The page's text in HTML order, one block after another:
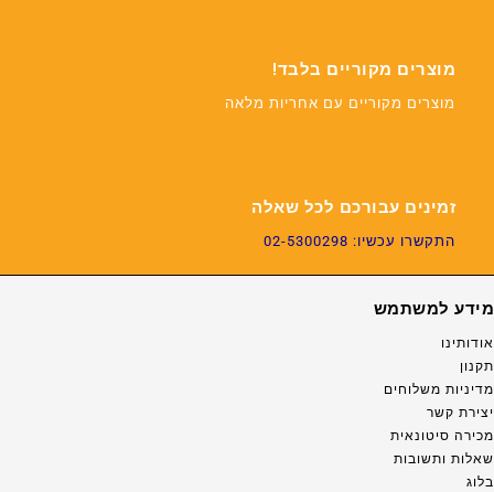
מוצרים מקוריים בלבד!
מוצרים מקוריים עם אחריות מלאה
זמינים עבורכם לכל שאלה
התקשרו עכשיו: 02-5300298
מידע למשתמש
אודותינו
תקנון
מדיניות משלוחים
יצירת קשר
מכירה סיטונאית
שאלות ותשובות
בלוג